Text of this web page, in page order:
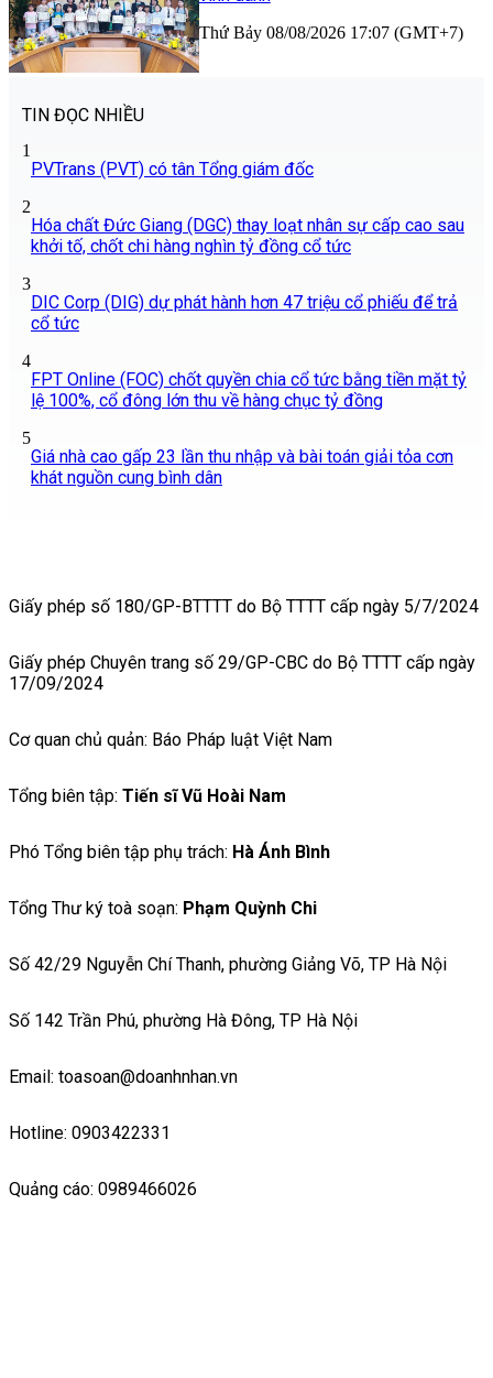
Thứ Bảy 08/08/2026 17:07 (GMT+7)
TIN ĐỌC NHIỀU
1
PVTrans (PVT) có tân Tổng giám đốc
2
Hóa chất Đức Giang (DGC) thay loạt nhân sự cấp cao sau
khởi tố, chốt chi hàng nghìn tỷ đồng cổ tức
3
DIC Corp (DIG) dự phát hành hơn 47 triệu cổ phiếu để trả
cổ tức
4
FPT Online (FOC) chốt quyền chia cổ tức bằng tiền mặt tỷ
lệ 100%, cổ đông lớn thu về hàng chục tỷ đồng
5
Giá nhà cao gấp 23 lần thu nhập và bài toán giải tỏa cơn
khát nguồn cung bình dân
Giấy phép số 180/GP-BTTTT do Bộ TTTT cấp ngày 5/7/2024
Giấy phép Chuyên trang số 29/GP-CBC do Bộ TTTT cấp ngày
17/09/2024
Cơ quan chủ quản: Báo Pháp luật Việt Nam
Tổng biên tập: Tiến sĩ Vũ Hoài Nam
Phó Tổng biên tập phụ trách: Hà Ánh Bình
Tổng Thư ký toà soạn: Phạm Quỳnh Chi
Số 42/29 Nguyễn Chí Thanh, phường Giảng Võ, TP Hà Nội
Số 142 Trần Phú, phường Hà Đông, TP Hà Nội
Email: toasoan@doanhnhan.vn
Hotline: 0903422331
Quảng cáo: 0989466026